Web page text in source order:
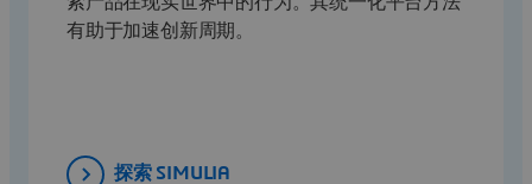
有助于加速创新周期。
探索 SIMULIA